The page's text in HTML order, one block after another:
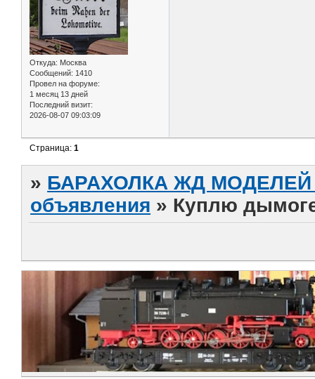
Откуда: Москва
Сообщений: 1410
Провел на форуме:
1 месяц 13 дней
Последний визит:
2026-08-07 09:03:09
Страница:1
» БАРАХОЛКА ЖД МОДЕЛЕЙ
объявления » Куплю